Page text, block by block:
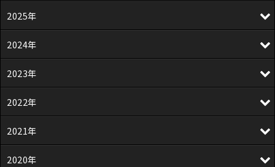
2025年
2024年
2023年
2022年
2021年
2020年